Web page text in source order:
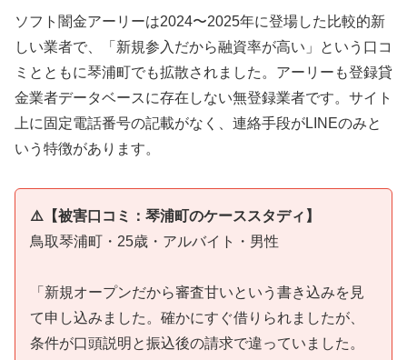
ソフト闇金アーリーは2024〜2025年に登場した比較的新
しい業者で、「新規参入だから融資率が高い」という口コ
ミとともに琴浦町でも拡散されました。アーリーも登録貸
金業者データベースに存在しない無登録業者です。サイト
上に固定電話番号の記載がなく、連絡手段がLINEのみと
いう特徴があります。
⚠️【被害口コミ：琴浦町のケーススタディ】
鳥取琴浦町・25歳・アルバイト・男性
「新規オープンだから審査甘いという書き込みを見
て申し込みました。確かにすぐ借りられましたが、
条件が口頭説明と振込後の請求で違っていました。